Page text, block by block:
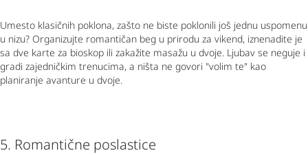
Umesto klasičnih poklona, zašto ne biste poklonili još jednu uspomenu
u nizu? Organizujte romantičan beg u prirodu za vikend, iznenadite je
sa dve karte za bioskop ili zakažite masažu u dvoje. Ljubav se neguje i
gradi zajedničkim trenucima, a ništa ne govori "volim te" kao
planiranje avanture u dvoje.
5. Romantične poslastice